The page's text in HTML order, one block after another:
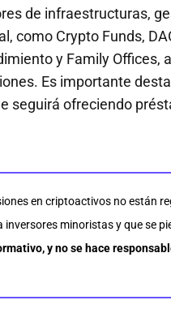
de infraestructuras,
como Crypto Funds,
y Family Offices,
Es importante
seguirá ofreciendo
en criptoactivos no están
inversores minoristas y que se
y no se hace